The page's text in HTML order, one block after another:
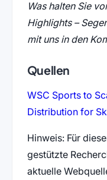
Was halten Sie
Highlights –
mit uns in den
Quellen
WSC Sports to
Distribution for
Hinweis: Für
gestützte
aktuelle